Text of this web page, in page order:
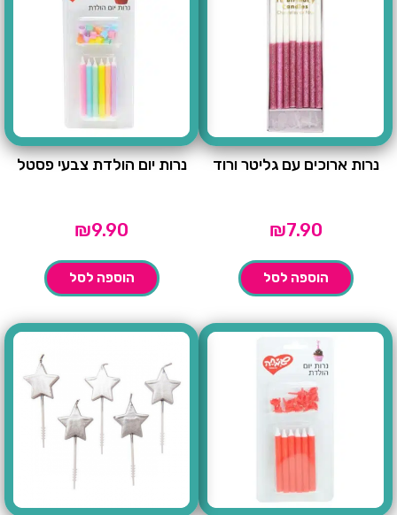
נרות ארוכים עם גליטר ורוד
₪7.90
הוספה לסל
נרות יום הולדת צבעי פסטל
₪9.90
הוספה לסל